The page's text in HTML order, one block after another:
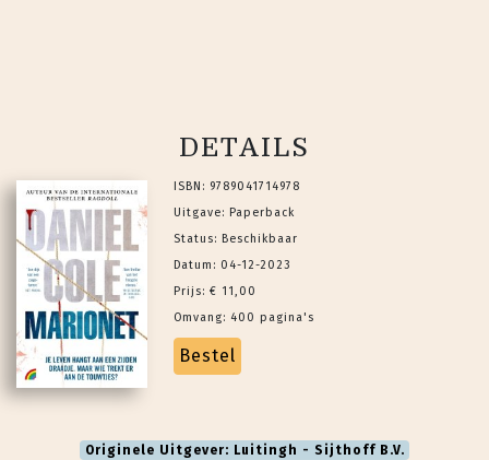
DETAILS
ISBN: 9789041714978
Uitgave: Paperback
Status: Beschikbaar
Datum: 04-12-2023
Prijs: € 11,00
Omvang: 400 pagina's
Bestel
Originele Uitgever: Luitingh - Sijthoff B.V.